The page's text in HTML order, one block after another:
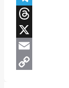
Telegram
Threads
X
Email